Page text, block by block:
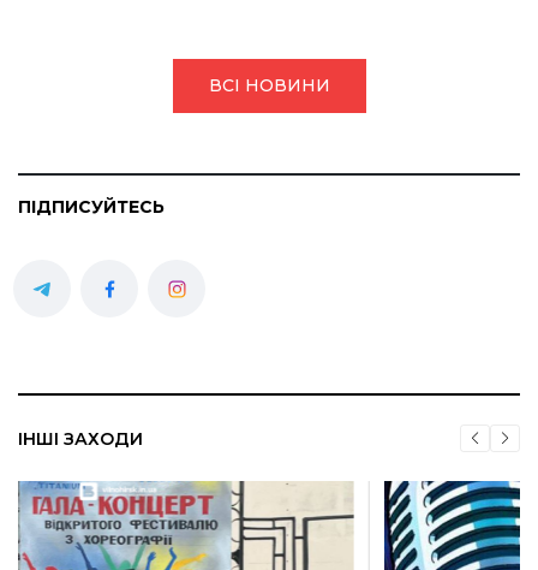
ВСІ НОВИНИ
ПІДПИСУЙТЕСЬ
ІНШІ ЗАХОДИ